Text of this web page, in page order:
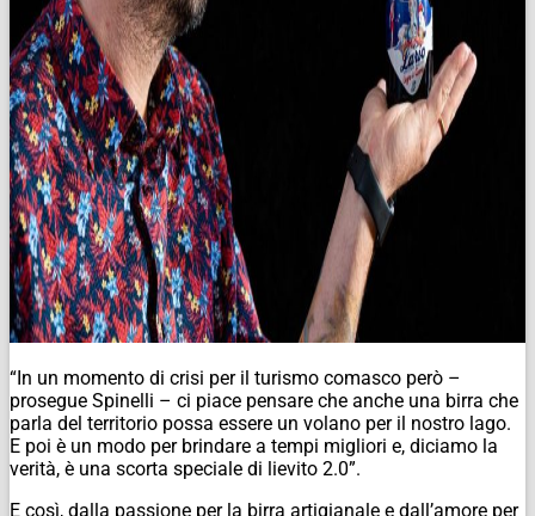
“In un momento di crisi per il turismo comasco però –
prosegue Spinelli – ci piace pensare che anche una birra che
parla del territorio possa essere un volano per il nostro lago.
E poi è un modo per brindare a tempi migliori e, diciamo la
verità, è una scorta speciale di lievito 2.0”.
E così, dalla passione per la birra artigianale e dall’amore per